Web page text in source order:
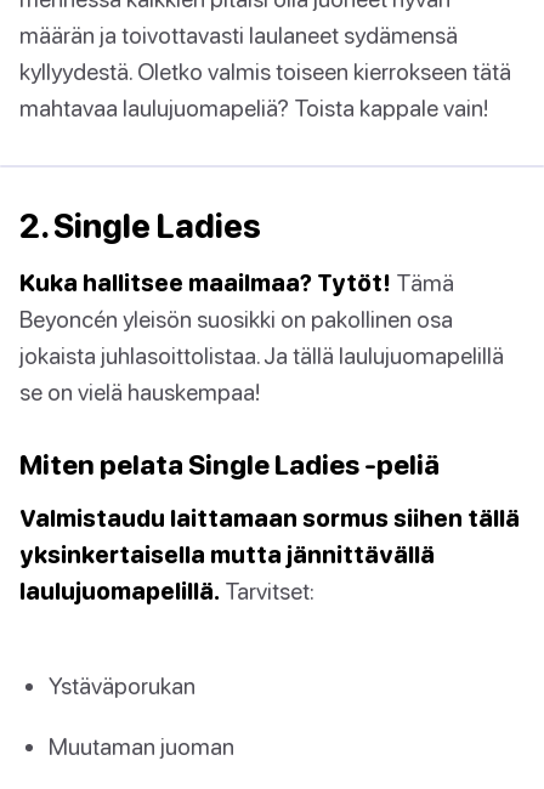
määrän ja toivottavasti laulaneet sydämensä
kyllyydestä. Oletko valmis toiseen kierrokseen tätä
mahtavaa laulujuomapeliä? Toista kappale vain!
2. Single Ladies
Kuka hallitsee maailmaa? Tytöt! Tämä
Beyoncén yleisön suosikki on pakollinen osa
jokaista juhlasoittolistaa. Ja tällä laulujuomapelillä
se on vielä hauskempaa!
Miten pelata Single Ladies -peliä
Valmistaudu laittamaan sormus siihen tällä
yksinkertaisella mutta jännittävällä
laulujuomapelillä. Tarvitset:
Ystäväporukan
Muutaman juoman